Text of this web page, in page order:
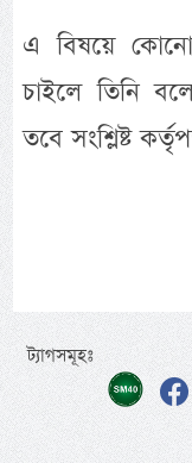
এ বিষয়ে
চাইলে তিনি
তবে সংশ্লিষ্ট
ট্যাগসমূহঃ